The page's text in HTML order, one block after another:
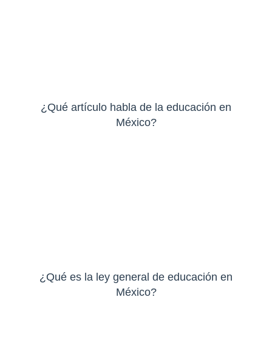
¿Qué artículo habla de la educación en
México?
¿Qué es la ley general de educación en
México?